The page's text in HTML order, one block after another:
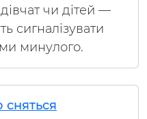
чи дітей —
сигналізувати
минулого.
сняться